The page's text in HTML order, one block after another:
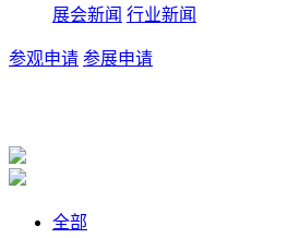
展会新闻 行业新闻
参观申请 参展申请
全部